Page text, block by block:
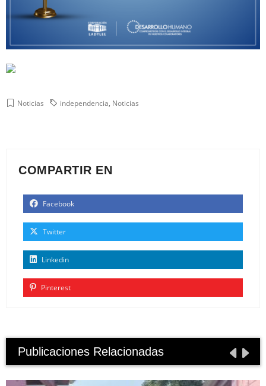
Noticias independencia, Noticias
COMPARTIR EN
Facebook
Twitter
Linkedin
Pinterest
Publicaciones Relacionadas